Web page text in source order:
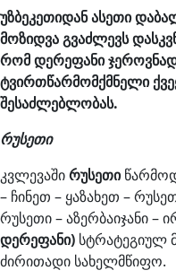
უზბეკეთიდან ასეთი
მოზიდვა გვაძლევს
რომ დერეფანი
ტვირთწარმომქმნელი
შესაძლებლობას.
რუსეთი
კვლევაშირუსეთი
– ჩინეთ – ყაზახეთ –
რუსეთი – აზერბაიჯანი –
დერეფანი) სტრატეგიულ
ძირითადი სახელმწიფო.